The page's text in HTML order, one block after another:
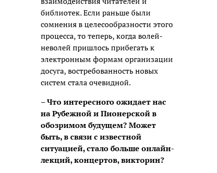
библиотек. Если раньше были
сомнения в целесообразности этого
процесса, то теперь, когда волей-
неволей пришлось прибегать к
электронным формам организации
досуга, востребованность новых
систем стала очевидной.
– Что интересного ожидает нас
на Рубежной и Пионерской в
обозримом будущем? Может
быть, в связи с известной
ситуацией, стало больше онлайн-
лекций, концертов, викторин?